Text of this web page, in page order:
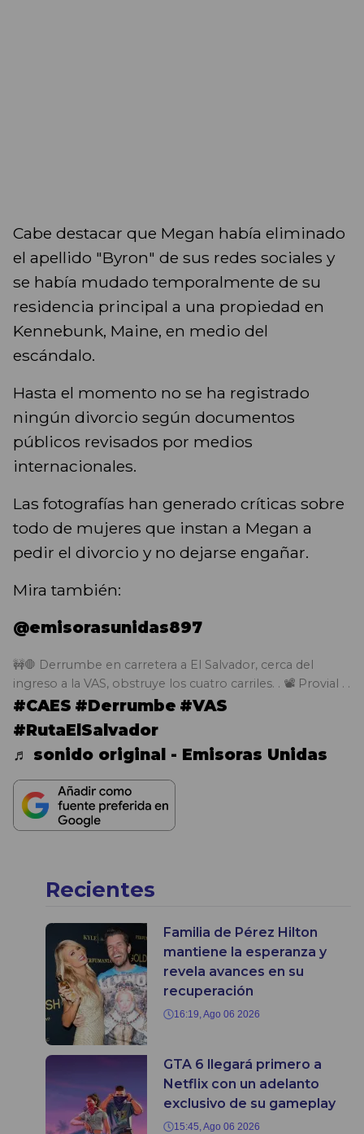
Cabe destacar que Megan había eliminado
el apellido "Byron" de sus redes sociales y
se había mudado temporalmente de su
residencia principal a una propiedad en
Kennebunk, Maine, en medio del
escándalo.
Hasta el momento no se ha registrado
ningún divorcio según documentos
públicos revisados por medios
internacionales.
Las fotografías han generado críticas sobre
todo de mujeres que instan a Megan a
pedir el divorcio y no dejarse engañar.
Mira también:
@emisorasunidas897
🚧🛑 Derrumbe en carretera a El Salvador, cerca del
ingreso a la VAS, obstruye los cuatro carriles. . 📽️ Provial . .
#CAES #Derrumbe #VAS
#RutaElSalvador
♬ sonido original - Emisoras Unidas
Recientes
Familia de Pérez Hilton
mantiene la esperanza y
revela avances en su
recuperación
16:19, Ago 06 2026
GTA 6 llegará primero a
Netflix con un adelanto
exclusivo de su gameplay
15:45, Ago 06 2026